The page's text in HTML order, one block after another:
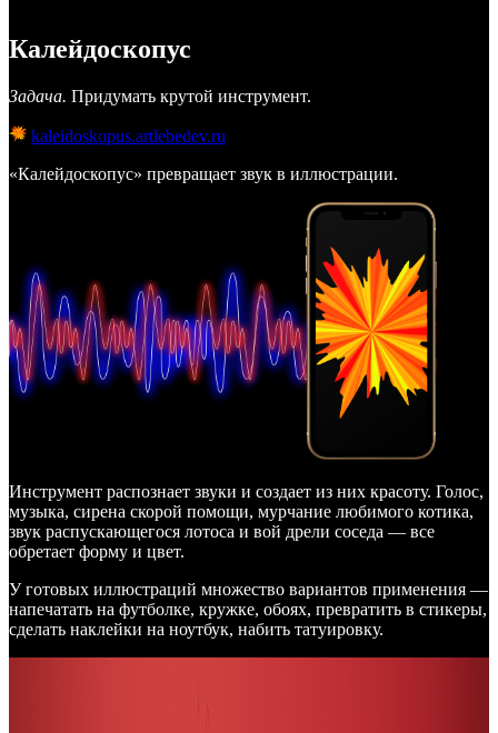
Калейдоскопус
Задача. Придумать крутой инструмент.
kaleidoskopus.artlebedev.ru
«Калейдоскопус» превращает звук в иллюстрации.
Инструмент распознает звуки и создает из них красоту. Голос,
музыка, сирена скорой помощи, мурчание любимого котика,
звук распускающегося лотоса и вой дрели соседа — все
обретает форму и цвет.
У готовых иллюстраций множество вариантов применения —
напечатать на футболке, кружке, обоях, превратить в стикеры,
сделать наклейки на ноутбук, набить татуировку.